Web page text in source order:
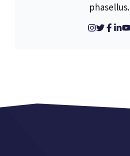
phasellus.